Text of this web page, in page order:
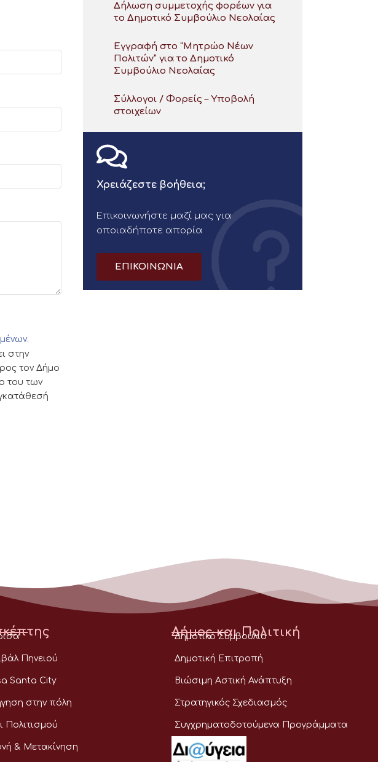
.
στην
τον Δήμο
του των
Δήλωση συμμετοχής φορέων για
το Δημοτικό Συμβούλιο Νεολαίας
Εγγραφή στο “Μητρώο Νέων
Πολιτών” για το Δημοτικό
Συμβούλιο Νεολαίας
Σύλλογοι / Φορείς – Υποβολή
στοιχείων
Χρειάζεστε βοήθεια;
Επικοινωνήστε μαζί μας για
οποιαδήποτε απορία
ΕΠΙΚΟΙΝΩΝΙΑ
Πηνειού
Santa City
στην πόλη
Πολιτισμού
& Μετακίνηση
Δήμος και Πολιτική
Δημοτικό Συμβούλιο
Δημοτική Επιτροπή
Βιώσιμη Αστική Ανάπτυξη
Στρατηγικός Σχεδιασμός
Συγχρηματοδοτούμενα Προγράμματα